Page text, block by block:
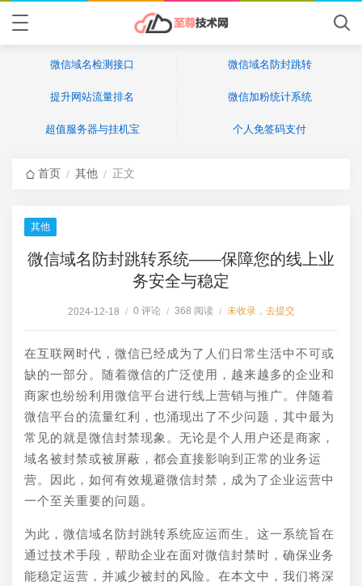
微信域名检测接口 微信域名防封跳转
提升网站流量排名 微信加粉统计系统
超值服务器与挂机宝 个人免签码支付
首页 / 其他 / 正文
其他
微信域名防封跳转系统——保障您的线上业
务安全与稳定
2024-12-18 / 0 评论 / 368 阅读 / 未收录，去提交
在互联网时代，微信已经成为了人们日常生活中不可或
缺的一部分。随着微信的广泛使用，越来越多的企业和
商家也纷纷利用微信平台进行线上营销与推广。伴随着
微信平台的流量红利，也涌现出了不少问题，其中最为
常见的就是微信封禁现象。无论是个人用户还是商家，
域名被封禁或被屏蔽，都会直接影响到正常的业务运
营。因此，如何有效规避微信封禁，成为了企业运营中
一个至关重要的问题。
为此，微信域名防封跳转系统应运而生。这一系统旨在
通过技术手段，帮助企业在面对微信封禁时，确保业务
能稳定运营，并减少被封的风险。在本文中，我们将深